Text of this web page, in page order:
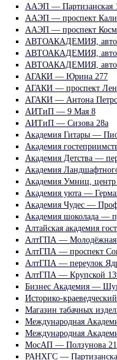
ААЭП — Партизанская
ААЭП — проспект
ААЭП — проспект
АВТОАКАДЕМИЯ,
АВТОАКАДЕМИЯ,
АВТОАКАДЕМИЯ,
АГАКИ — Юрина 277
АГАКИ — проспект
АГАКИ — Антона
АИТиП — 9 Мая 8
АИТиП — Сизова 28а
Академия Гитары —
Академия
Академия Детства —
Академия
Академия Умниц, центр
Академия уюта —
Академия Чудес —
Академия шоколада —
Алтайская академия
АлтГПА — Молодёжная
АлтГПА — проспект
АлтГПА — переулок
АлтГПА — Крупской
Бизнес Академия —
Историко-
Магазин табачных
Международная
Международная
МосАП — Ползунова 21
РАНХГС —